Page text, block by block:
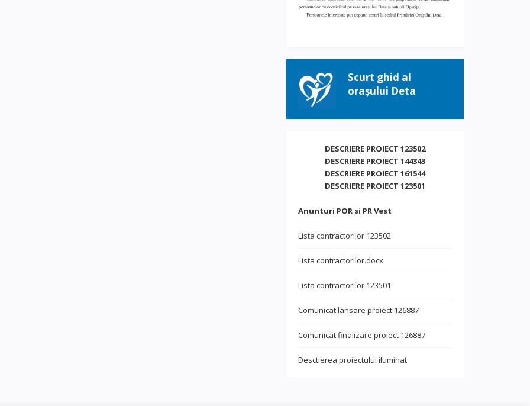
Scurt ghid al
orașului Deta
DESCRIERE PROIECT 123502
DESCRIERE PROIECT 144343
DESCRIERE PROIECT 161544
DESCRIERE PROIECT 123501
Anunturi POR si PR Vest
Lista contractorilor 123502
Lista contractorilor.docx
Lista contractorilor 123501
Comunicat lansare proiect 126887
Comunicat finalizare proiect 126887
Desctierea proiectului iluminat